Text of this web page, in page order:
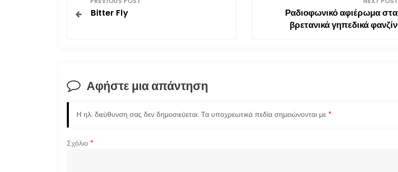
γ
σ
Bitter Fly
Ραδιοφωνικό αφιέρωμα στα
βρετανικά γηπεδικά φανζίν
Αφήστε μια απάντηση
Η ηλ. διεύθυνση σας δεν δημοσιεύεται. Τα υποχρεωτικά πεδία σημειώνονται με *
Σχόλιο *